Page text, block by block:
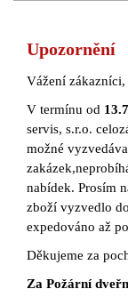
Upozornění
Vážení zákazníci,
V termínu od
servis, s.r.o.
možné
nabídek. Prosím
zboží vyzvedlo
expedováno až
Děkujeme za
Za Požární